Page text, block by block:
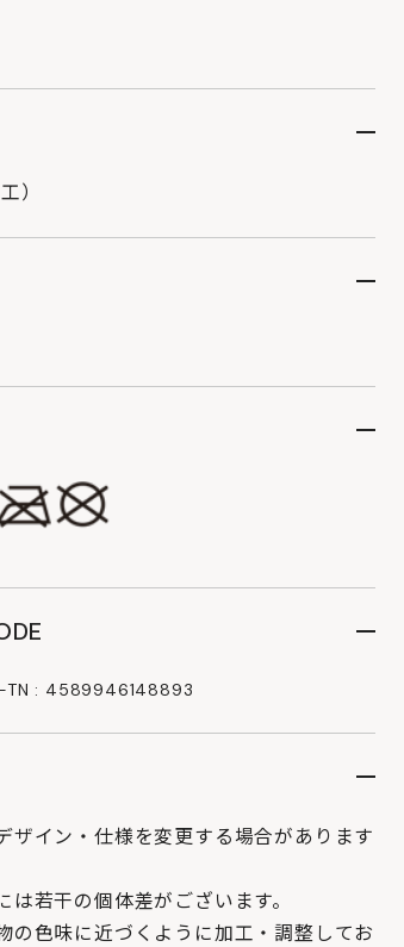
）
TN : 4589946148893
ザイン・仕様を変更する場合があります
は若干の個体差がございます。
の色味に近づくように加工・調整してお